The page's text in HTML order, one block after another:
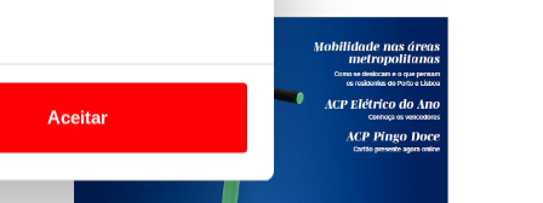
lhe proporcionar
Aceitar